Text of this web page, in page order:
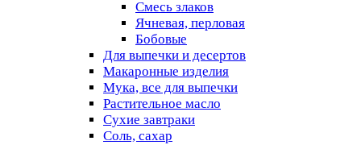
Смесь злаков
Ячневая, перловая
Бобовые
Для выпечки и десертов
Макаронные изделия
Мука, все для выпечки
Растительное масло
Сухие завтраки
Соль, сахар